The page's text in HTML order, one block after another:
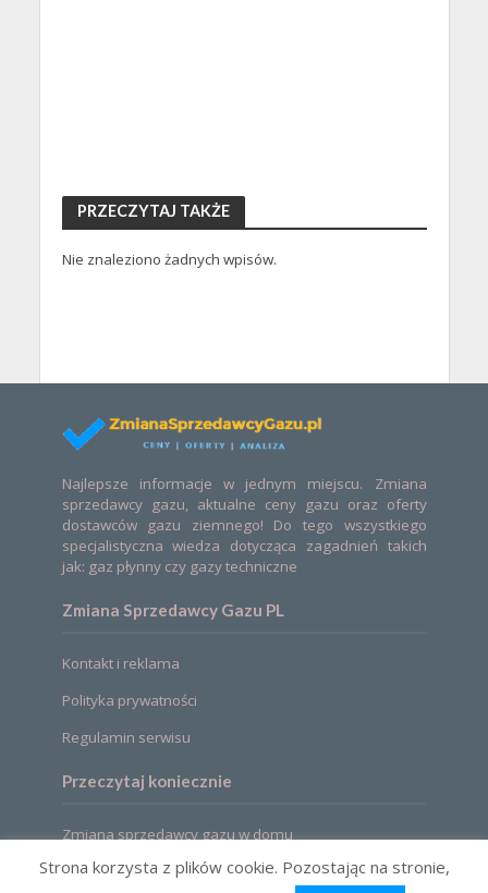
PRZECZYTAJ TAKŻE
Nie znaleziono żadnych wpisów.
Najlepsze informacje w jednym miejscu. Zmiana
sprzedawcy gazu, aktualne ceny gazu oraz oferty
dostawców gazu ziemnego! Do tego wszystkiego
specjalistyczna wiedza dotycząca zagadnień takich
jak: gaz płynny czy gazy techniczne
Zmiana Sprzedawcy Gazu PL
Kontakt i reklama
Polityka prywatności
Regulamin serwisu
Przeczytaj koniecznie
Zmiana sprzedawcy gazu w domu
Strona korzysta z plików cookie. Pozostając na stronie,